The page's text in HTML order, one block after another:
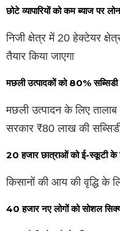
छोटे व्यापारियों को कम ब्याज पर
निजी क्षेत्र में 20 हेक्टेयर
तैयार किया जाएगा
मछली उत्पादकों को 80% सब्सिडी
मछली उत्पादन के लिए
सरकार ₹80 लाख की
20 हजार छात्राओं को ई-स्कूटी के
किसानों की आय की वृद्धि के
40 हजार नए लोगों को सोशल